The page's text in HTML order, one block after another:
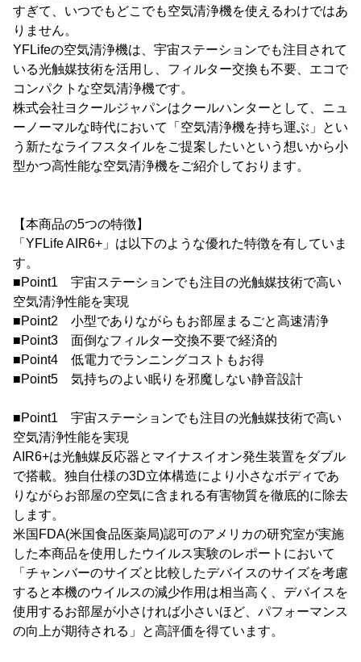
すぎて、いつでもどこでも空気清浄機を使えるわけではあ
りません。
YFLifeの空気清浄機は、宇宙ステーションでも注目されて
いる光触媒技術を活用し、フィルター交換も不要、エコで
コンパクトな空気清浄機です。
株式会社ヨクールジャパンはクールハンターとして、ニュ
ーノーマルな時代において「空気清浄機を持ち運ぶ」とい
う新たなライフスタイルをご提案したいという想いから小
型かつ高性能な空気清浄機をご紹介しております。
【本商品の5つの特徴】
「YFLife AIR6+」は以下のような優れた特徴を有していま
す。
■Point1 宇宙ステーションでも注目の光触媒技術で高い
空気清浄性能を実現
■Point2 小型でありながらもお部屋まるごと高速清浄
■Point3 面倒なフィルター交換不要で経済的
■Point4 低電力でランニングコストもお得
■Point5 気持ちのよい眠りを邪魔しない静音設計
■Point1 宇宙ステーションでも注目の光触媒技術で高い
空気清浄性能を実現
AIR6+は光触媒反応器とマイナスイオン発生装置をダブル
で搭載。独自仕様の3D立体構造により小さなボディであ
りながらお部屋の空気に含まれる有害物質を徹底的に除去
します。
米国FDA(米国食品医薬局)認可のアメリカの研究室が実施
した本商品を使用したウイルス実験のレポートにおいて
「チャンバーのサイズと比較したデバイスのサイズを考慮
すると本機のウイルスの減少作用は相当高く、デバイスを
使用するお部屋が小さければ小さいほど、パフォーマンス
の向上が期待される」と高評価を得ています。